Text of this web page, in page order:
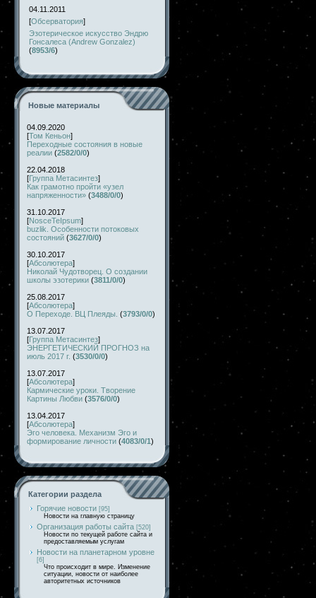
04.11.2011
[Обсерватория]
Эзотерическое искусство Эндрю
Гонсалеса (Andrew Gonzalez)
(8953/6)
Новые материалы
04.09.2020
[Том Кеньон]
Переходные состояния в новые
реалии (2582/0/0)
22.04.2018
[Группа Метасинтез]
Как грамотно пройти «узел
напряженности» (3488/0/0)
31.10.2017
[NosceTeIpsum]
buzlik. Особенности потоковых
состояний (3627/0/0)
30.10.2017
[Абсолютера]
Николай Чудотворец. О создании
школы эзотерики (3811/0/0)
25.08.2017
[Абсолютера]
О Переходе. ВЦ Плеяды. (3793/0/0)
13.07.2017
[Группа Метасинтез]
ЭНЕРГЕТИЧЕСКИЙ ПРОГНОЗ на
июль 2017 г. (3530/0/0)
13.07.2017
[Абсолютера]
Кармические уроки. Творение
Картины Любви (3576/0/0)
13.04.2017
[Абсолютера]
Эго человека. Механизм Эго и
формирование личности (4083/0/1)
Категории раздела
Горячие новости [95]
Новости на главную страницу
Организация работы сайта [520]
Новости по текущей работе сайта и
предоставляемым услугам
Новости на планетарном уровне
[6]
Что происходит в мире. Изменение
ситуации, новости от наиболее
авторитетных источников